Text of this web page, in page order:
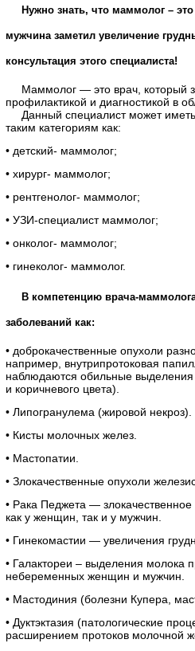
Нужно знать, что маммолог –
мужчина заметил увеличение
консультация этого специалиста!
Маммолог — это врач, который
профилактикой и диагностикой в
Данный специалист может
таким категориям как:
• детский- маммолог;
• хирург- маммолог;
• рентгенолог- маммолог;
• УЗИ-специалист маммолог;
• онколог- маммолог;
• гинеколог- маммолог.
В компетенцию врача-
заболеваний как:
• доброкачественные опухоли
например, внутрипротоковая
наблюдаются обильные выделения
и коричневого цвета).
• Липогранулема (жировой некроз).
• Кисты молочных желез.
• Мастопатии.
• Злокачественные опухоли
• Рака Педжета — злокачественное
как у женщин, так и у мужчин.
• Гинекомастии — увеличения
• Галактореи – выделения молока
небеременных женщин и мужчин.
• Мастодиния (болезни Купера,
• Дуктэктазия (патологические
расширением протоков молочной